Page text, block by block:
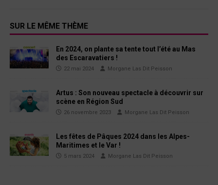
SUR LE MÊME THÈME
En 2024, on plante sa tente tout l’été au Mas
des Escaravatiers !
22 mai 2024 Morgane Las Dit Peisson
Artus : Son nouveau spectacle à découvrir sur
scène en Région Sud
26 novembre 2023 Morgane Las Dit Peisson
Les fêtes de Pâques 2024 dans les Alpes-
Maritimes et le Var !
5 mars 2024 Morgane Las Dit Peisson